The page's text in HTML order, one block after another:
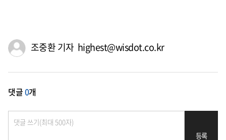
조중환 기자 highest@wisdot.co.kr
댓글0개
등록